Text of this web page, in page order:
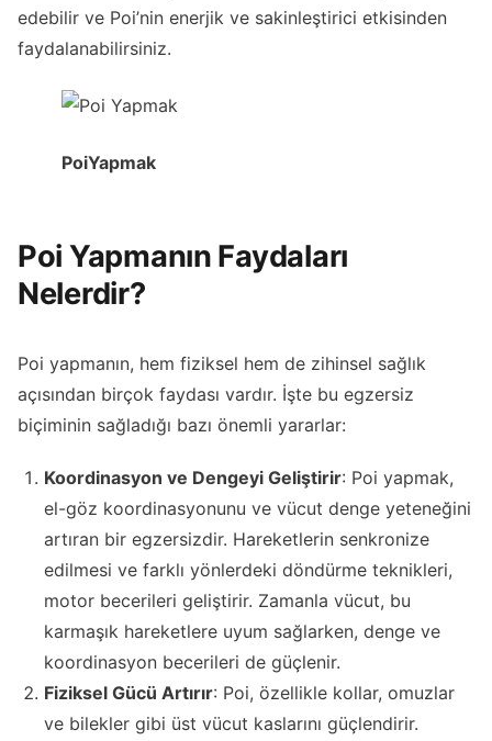
edebilir ve Poi’nin enerjik ve sakinleştirici etkisinden
faydalanabilirsiniz.
PoiYapmak
Poi Yapmanın Faydaları
Nelerdir?
Poi yapmanın, hem fiziksel hem de zihinsel sağlık
açısından birçok faydası vardır. İşte bu egzersiz
biçiminin sağladığı bazı önemli yararlar:
Koordinasyon ve Dengeyi Geliştirir: Poi yapmak,
el-göz koordinasyonunu ve vücut denge yeteneğini
artıran bir egzersizdir. Hareketlerin senkronize
edilmesi ve farklı yönlerdeki döndürme teknikleri,
motor becerileri geliştirir. Zamanla vücut, bu
karmaşık hareketlere uyum sağlarken, denge ve
koordinasyon becerileri de güçlenir.
Fiziksel Gücü Artırır: Poi, özellikle kollar, omuzlar
ve bilekler gibi üst vücut kaslarını güçlendirir.